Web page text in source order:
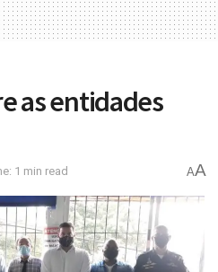
as entidades
1 min read AA